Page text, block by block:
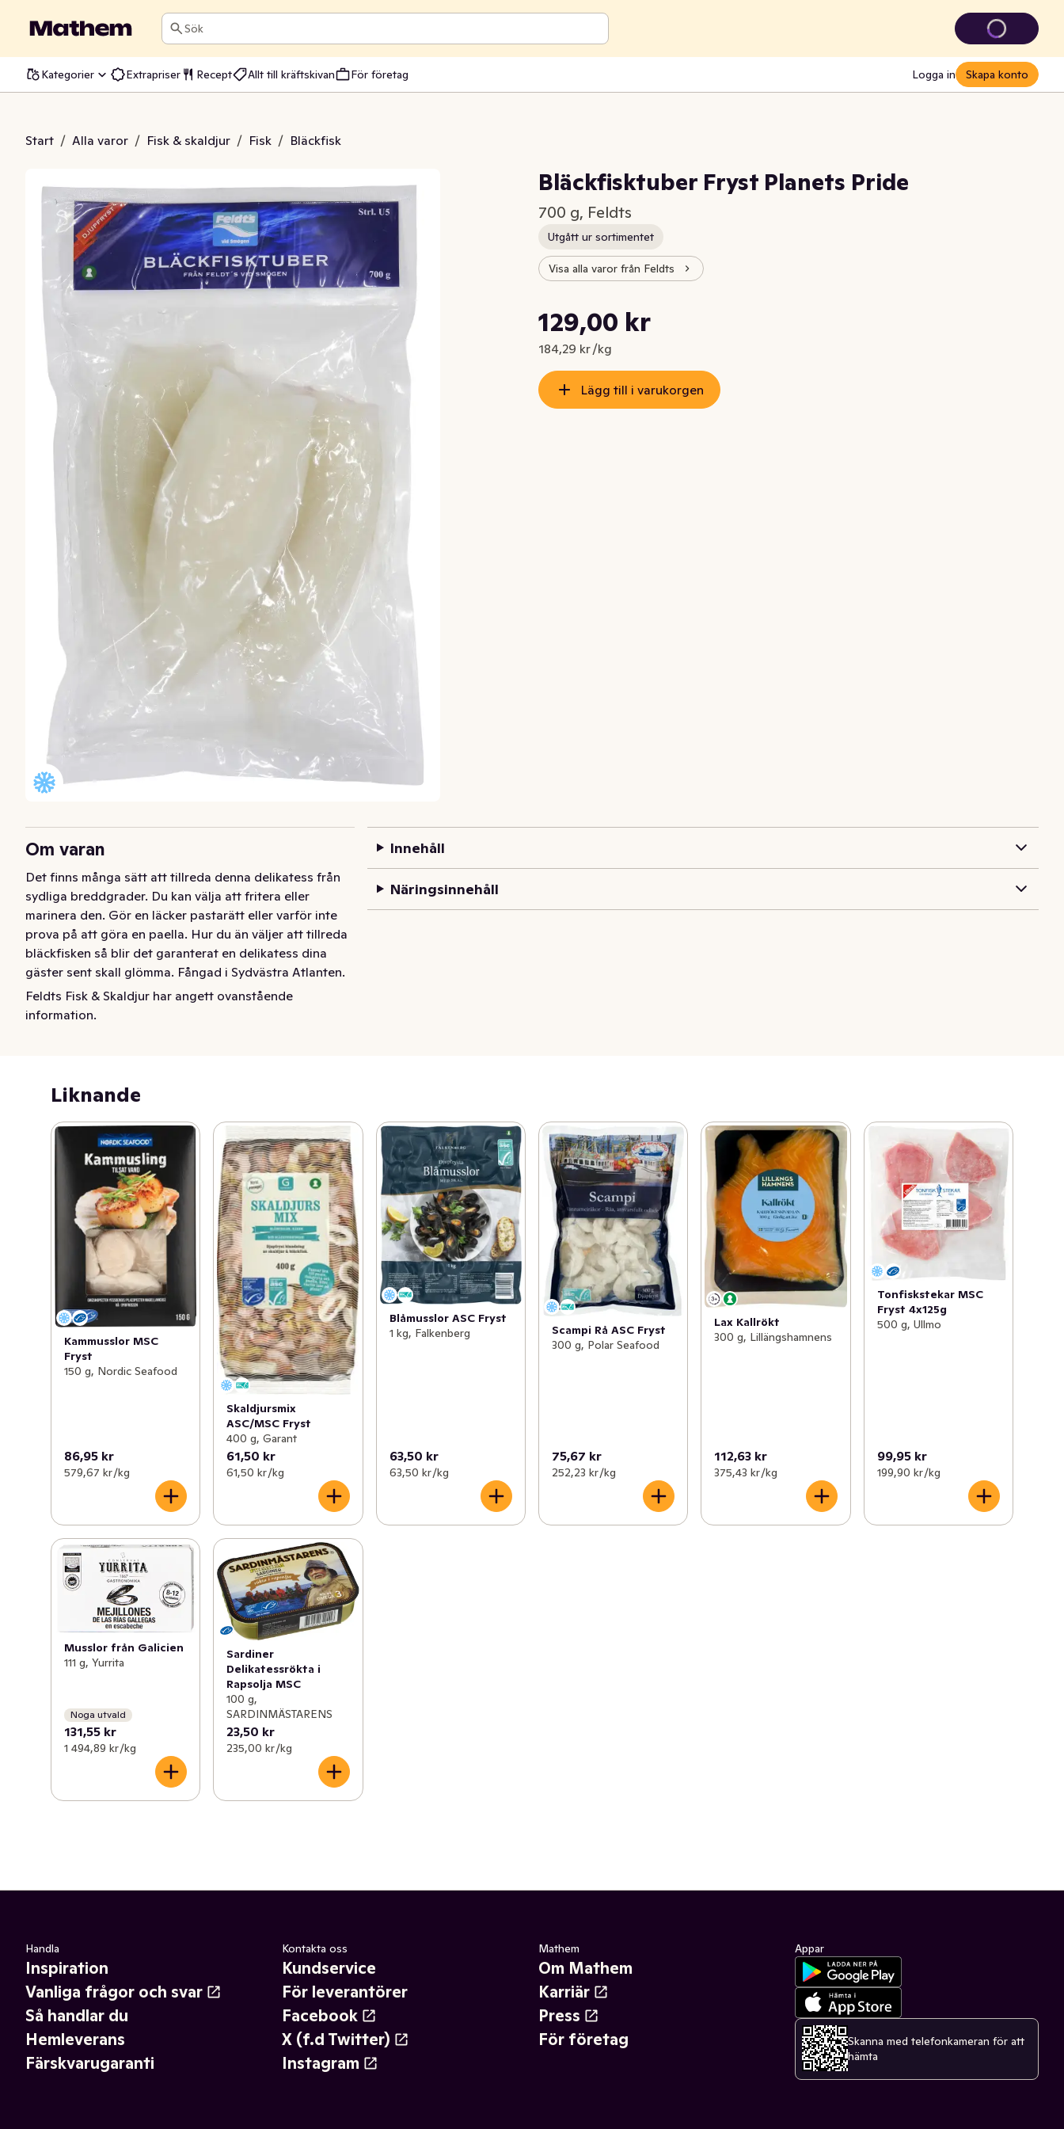
Sök
Kategorier Extrapriser Recept Allt till kräftskivan För företag Logga in Skapa konto
Start / Alla varor / Fisk & skaldjur / Fisk / Bläckfisk
Fryst Planets Pride
Bläckfisktuber Fryst Planets Pride
700 g, Feldts
Utgått ur sortimentet
Visa alla varor från Feldts
Nuvarande pris är: 129,00 kr
129,00 kr
184,29 kr /kg
Styckpris: 184,29 kr /kg
Lägg till i varukorgen
Om varan
Det finns många sätt att tillreda denna delikatess från
sydliga breddgrader. Du kan välja att fritera eller
marinera den. Gör en läcker pastarätt eller varför inte
prova på att göra en paella. Hur du än väljer att tillreda
bläckfisken så blir det garanterat en delikatess dina
gäster sent skall glömma. Fångad i Sydvästra Atlanten.
Feldts Fisk & Skaldjur har angett ovanstående
information.
Innehåll
Näringsinnehåll
Liknande
Kammusslor MSC
Fryst
150 g, Nordic Seafood
86,95 kr
579,67 kr /kg
Skaldjursmix
ASC/MSC Fryst
400 g, Garant
61,50 kr
61,50 kr /kg
Blåmusslor ASC Fryst
1 kg, Falkenberg
63,50 kr
63,50 kr /kg
Scampi Rå ASC Fryst
300 g, Polar Seafood
75,67 kr
252,23 kr /kg
Lax Kallrökt
300 g, Lillängshamnens
112,63 kr
375,43 kr /kg
Tonfiskstekar MSC
Fryst 4x125g
500 g, Ullmo
99,95 kr
199,90 kr /kg
Musslor från Galicien
111 g, Yurrita
Noga utvald
131,55 kr
1 494,89 kr /kg
Sardiner
Delikatessrökta i
Rapsolja MSC
100 g,
SARDINMÄSTARENS
23,50 kr
235,00 kr /kg
Handla
Inspiration
Vanliga frågor och svar
Så handlar du
Hemleverans
Färskvarugaranti
Kontakta oss
Kundservice
För leverantörer
Facebook
X (f.d Twitter)
Instagram
Mathem
Om Mathem
Karriär
Press
För företag
Appar
Skanna med telefonkameran för att
hämta